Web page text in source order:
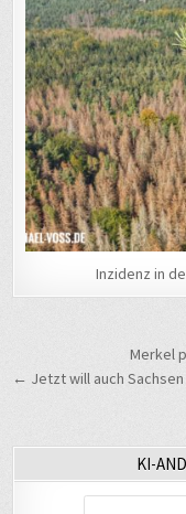
Inzidenz in
Merkel
← Jetzt will auch
KI-